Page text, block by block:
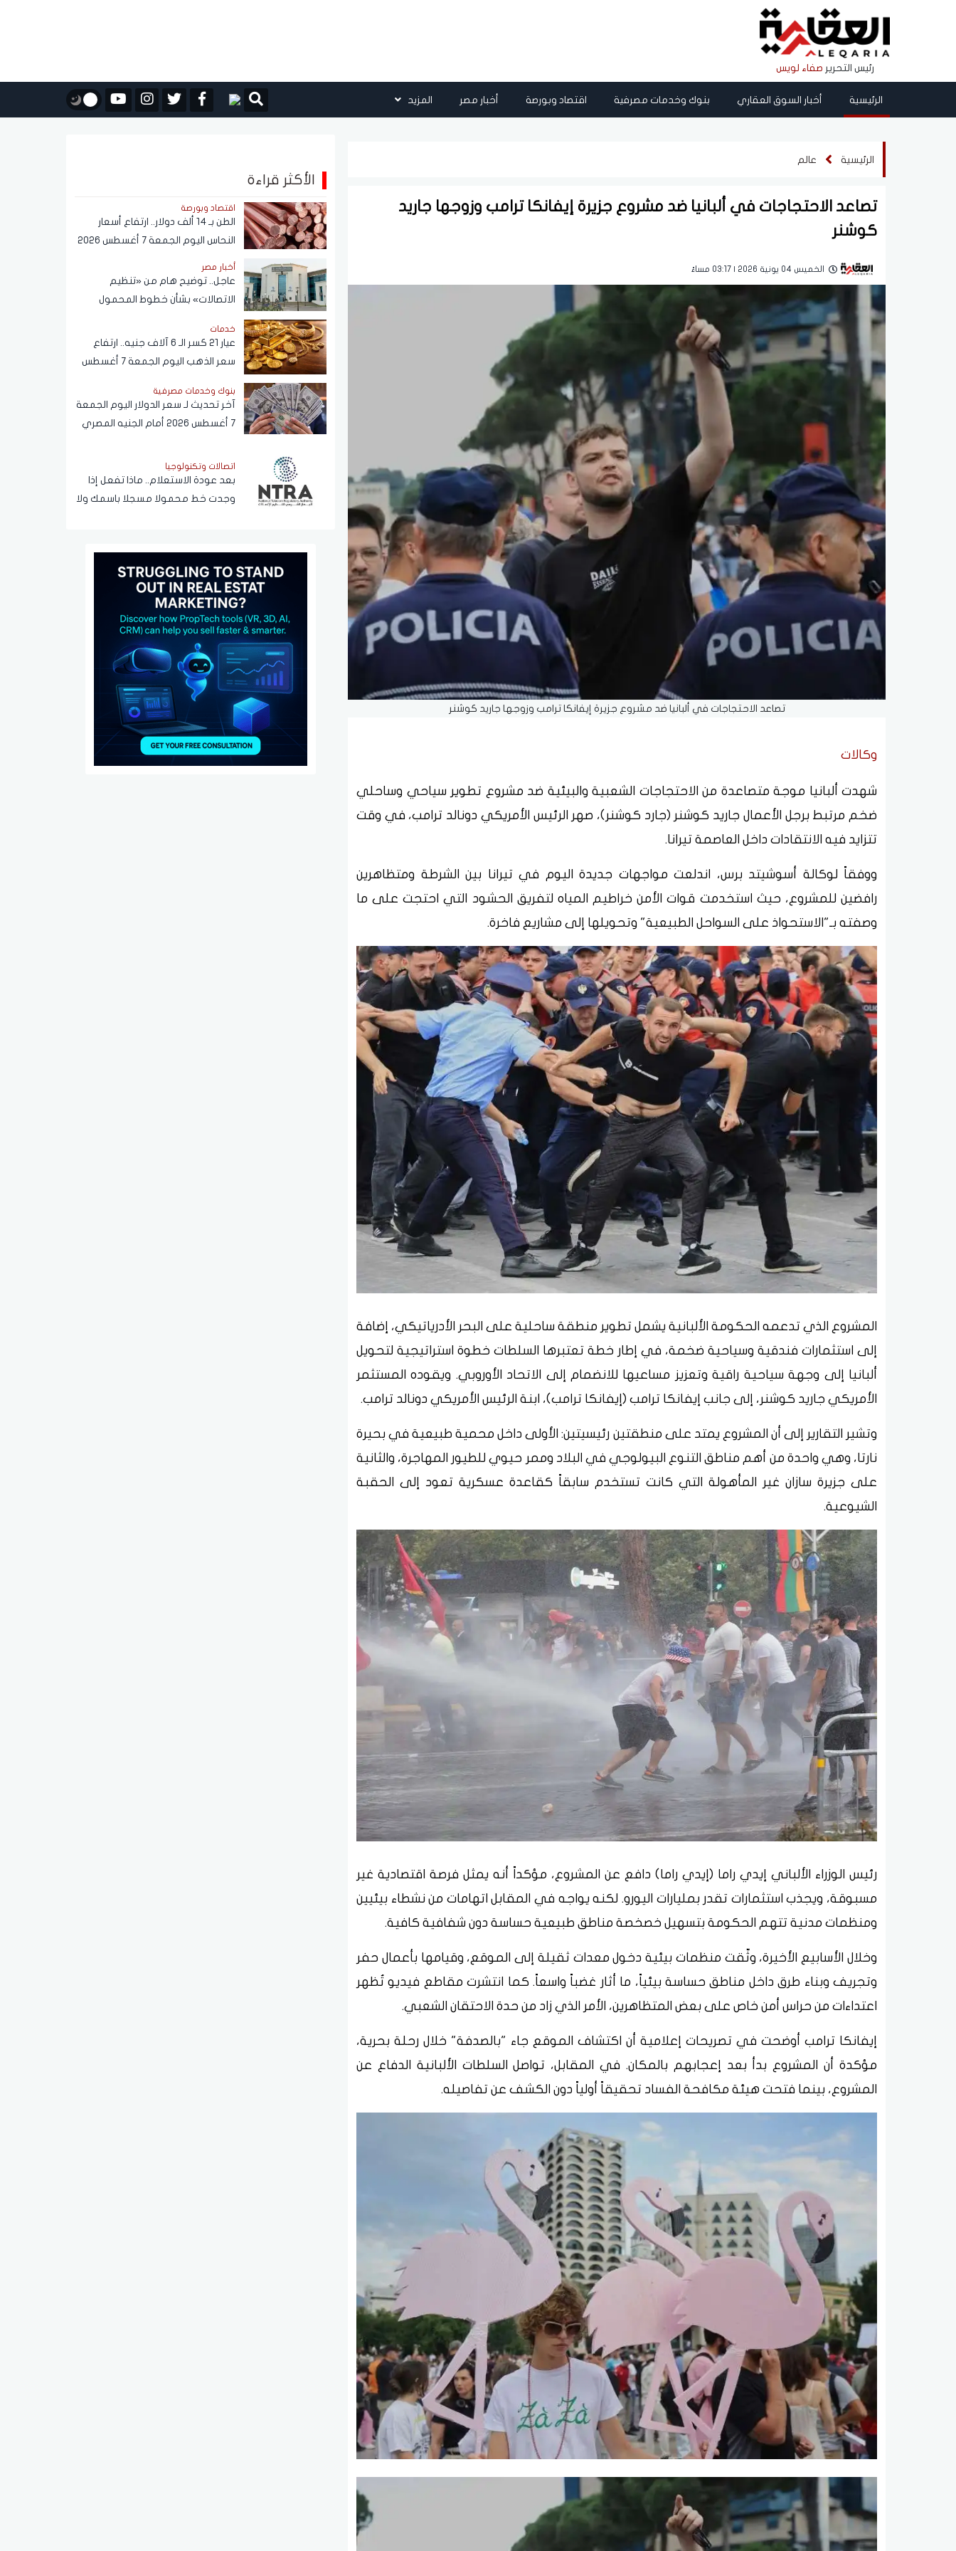
رئيس التحرير صفاء لويس
الرئيسية أخبار السوق العقاري بنوك وخدمات مصرفية اقتصاد وبورصة أخبار مصر المزيد
الرئيسية عالم
تصاعد الاحتجاجات في ألبانيا ضد مشروع جزيرة إيفانكا ترامب وزوجها جاريد
كوشنر
الخميس 04 يونية 2026 | 03:17 مساءً
تصاعد الاحتجاجات في ألبانيا ضد مشروع جزيرة إيفانكا ترامب وزوجها جاريد كوشنر
وكالات
شهدت ألبانيا موجة متصاعدة من الاحتجاجات الشعبية والبيئية ضد مشروع تطوير سياحي وساحلي
ضخم مرتبط برجل الأعمال جاريد كوشنر (جارد كوشنر)، صهر الرئيس الأمريكي دونالد ترامب، في وقت
تتزايد فيه الانتقادات داخل العاصمة تيرانا.
ووفقاً لوكالة أسوشيتد برس، اندلعت مواجهات جديدة اليوم في تيرانا بين الشرطة ومتظاهرين
رافضين للمشروع، حيث استخدمت قوات الأمن خراطيم المياه لتفريق الحشود التي احتجت على ما
وصفته بـ"الاستحواذ على السواحل الطبيعية" وتحويلها إلى مشاريع فاخرة.
المشروع الذي تدعمه الحكومة الألبانية يشمل تطوير منطقة ساحلية على البحر الأدرياتيكي، إضافة
إلى استثمارات فندقية وسياحية ضخمة، في إطار خطة تعتبرها السلطات خطوة استراتيجية لتحويل
ألبانيا إلى وجهة سياحية راقية وتعزيز مساعيها للانضمام إلى الاتحاد الأوروبي. ويقوده المستثمر
الأمريكي جاريد كوشنر، إلى جانب إيفانكا ترامب (إيفانكا ترامب)، ابنة الرئيس الأمريكي دونالد ترامب.
وتشير التقارير إلى أن المشروع يمتد على منطقتين رئيسيتين: الأولى داخل محمية طبيعية في بحيرة
نارتا، وهي واحدة من أهم مناطق التنوع البيولوجي في البلاد وممر حيوي للطيور المهاجرة، والثانية
على جزيرة سازان غير المأهولة التي كانت تستخدم سابقاً كقاعدة عسكرية تعود إلى الحقبة
الشيوعية.
رئيس الوزراء الألباني إيدي راما (إيدي راما) دافع عن المشروع، مؤكداً أنه يمثل فرصة اقتصادية غير
مسبوقة، ويجذب استثمارات تقدر بمليارات اليورو. لكنه يواجه في المقابل اتهامات من نشطاء بيئيين
ومنظمات مدنية تتهم الحكومة بتسهيل خصخصة مناطق طبيعية حساسة دون شفافية كافية.
وخلال الأسابيع الأخيرة، وثّقت منظمات بيئية دخول معدات ثقيلة إلى الموقع، وقيامها بأعمال حفر
وتجريف وبناء طرق داخل مناطق حساسة بيئياً، ما أثار غضباً واسعاً. كما انتشرت مقاطع فيديو تُظهر
اعتداءات من حراس أمن خاص على بعض المتظاهرين، الأمر الذي زاد من حدة الاحتقان الشعبي.
إيفانكا ترامب أوضحت في تصريحات إعلامية أن اكتشاف الموقع جاء "بالصدفة" خلال رحلة بحرية،
مؤكدة أن المشروع بدأ بعد إعجابهم بالمكان. في المقابل، تواصل السلطات الألبانية الدفاع عن
المشروع، بينما فتحت هيئة مكافحة الفساد تحقيقاً أولياً دون الكشف عن تفاصيله.
الأكثر قراءة
اقتصاد وبورصة
الطن بـ 14 ألف دولار.. ارتفاع أسعار
النحاس اليوم الجمعة 7 أغسطس 2026
أخبار مصر
عاجل.. توضيح هام من «تنظيم
الاتصالات» بشأن خطوط المحمول
خدمات
عيار 21 كسر الـ 6 آلاف جنيه.. ارتفاع
سعر الذهب اليوم الجمعة 7 أغسطس
بنوك وخدمات مصرفية
آخر تحديث لـ سعر الدولار اليوم الجمعة
7 أغسطس 2026 أمام الجنيه المصري
اتصالات وتكنولوجيا
بعد عودة الاستعلام.. ماذا تفعل إذا
وجدت خط محمولا مسجلا باسمك ولا